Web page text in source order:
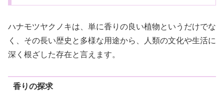
ハナモツヤクノキは、単に香りの良い植物というだけでな
く、その長い歴史と多様な用途から、人類の文化や生活に
深く根ざした存在と言えます。
香りの探求